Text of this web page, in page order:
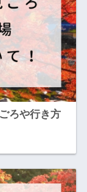
ろや行き方